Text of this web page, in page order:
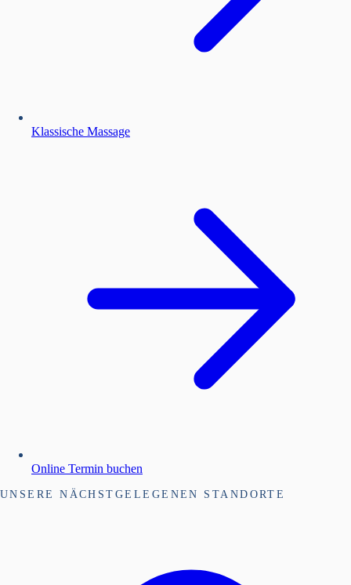
Klassische Massage
Online Termin buchen
UNSERE NÄCHSTGELEGENEN STANDORTE